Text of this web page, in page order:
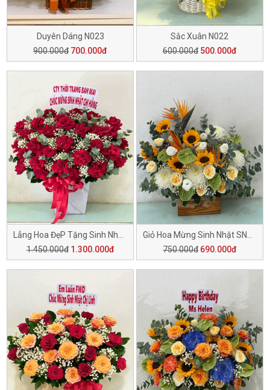
Duyên Dáng N023
900.000đ 700.000đ
Sắc Xuân N022
600.000đ 500.000đ
1.450.000đ 1.300.000đ
750.000đ 690.000đ